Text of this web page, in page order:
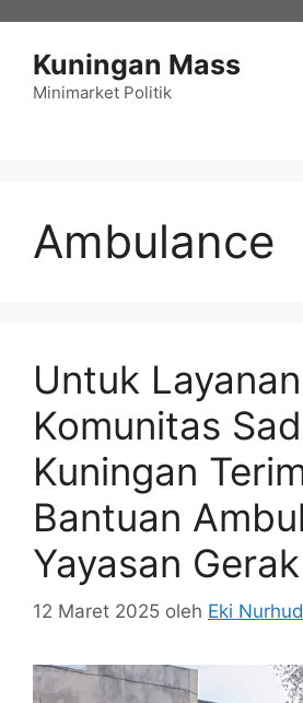
Kuningan Mass
Minimarket Politik
Ambulance
Untuk
Komunitas
Kuningan
Bantuan
Yayasan
12 Maret 2025 oleh Eki